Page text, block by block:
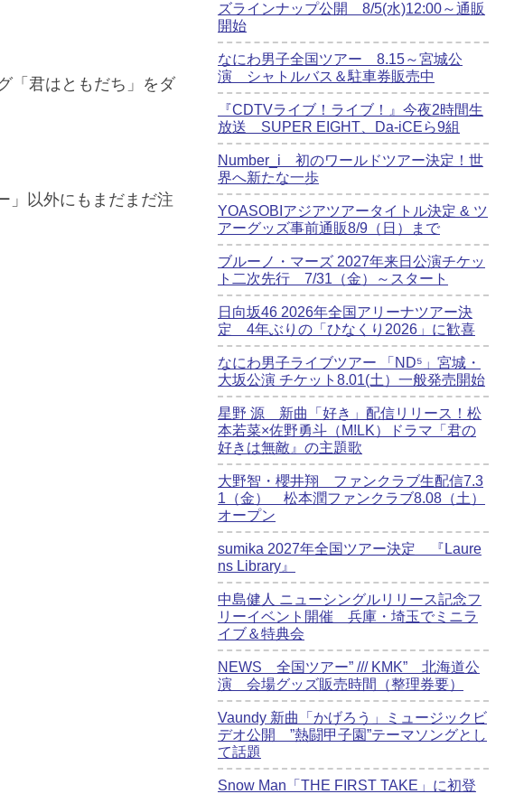
「君はともだち」をダ
」以外にもまだまだ注
ズラインナップ公開 8/5(水)12:00～通販
開始
なにわ男子全国ツアー 8.15～宮城公
演 シャトルバス＆駐車券販売中
『CDTVライブ！ライブ！』今夜2時間生
放送 SUPER EIGHT、Da-iCEら9組
Number_i 初のワールドツアー決定！世
界へ新たな一歩
YOASOBIアジアツアータイトル決定 & ツ
アーグッズ事前通販8/9（日）まで
ブルーノ・マーズ 2027年来日公演チケッ
ト二次先行 7/31（金）～スタート
日向坂46 2026年全国アリーナツアー決
定 4年ぶりの「ひなくり2026」に歓喜
なにわ男子ライブツアー 「ND⁵」宮城・
大坂公演 チケット8.01(土）一般発売開始
星野 源 新曲「好き」配信リリース！松
本若菜×佐野勇斗（M!LK）ドラマ「君の
好きは無敵』の主題歌
大野智・櫻井翔 ファンクラブ生配信7.3
1（金） 松本潤ファンクラブ8.08（土）
オープン
sumika 2027年全国ツアー決定 『Laure
ns Library』
中島健人 ニューシングルリリース記念フ
リーイベント開催 兵庫・埼玉でミニラ
イブ＆特典会
NEWS 全国ツアー” /// KMK” 北海道公
演 会場グッズ販売時間（整理券要）
Vaundy 新曲「かげろう」ミュージックビ
デオ公開 ”熱闘甲子園”テーマソングとし
て話題
Snow Man「THE FIRST TAKE」に初登